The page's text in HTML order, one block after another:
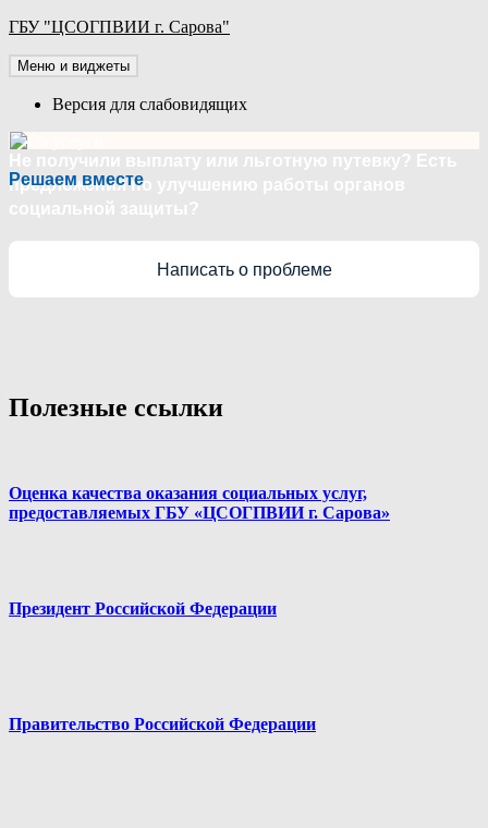
Перейти
содержимому
ГБУ "ЦСОГПВИИ г. Сарова"
Меню и виджеты
Версия для слабовидящих
Решаем вместе
предложения по улучшению работы органов
Написать о проблеме
Полезные ссылки
Оценка качества оказания социальных услуг,
предоставляемых ГБУ «ЦСОГПВИИ г. Сарова»
Президент Российской Федерации
Правительство Российской Федерации